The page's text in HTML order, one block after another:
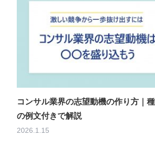
コンサル業界の志望動機の作り方｜
の例文付きで解説
2026.1.15